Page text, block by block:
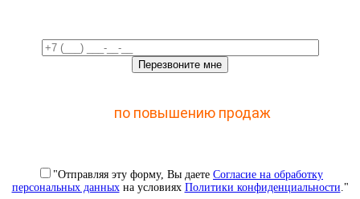
по повышению продаж
"Отправляя эту форму, Вы даете Согласие на обработку
персональных данныхна условиях Политики конфиденциальности ."